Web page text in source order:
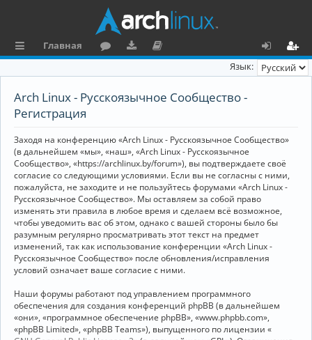
л
и
Главная
н
та
ц
и
я
х
ег
Язык:
Arch Linux - Русскоязычное Сообщество -
Регистрация
Заходя на конференцию «Arch Linux - Русскоязычное Сообщество»
(в дальнейшем «мы», «наш», «Arch Linux - Русскоязычное
Сообщество», «https://archlinux.by/forum»), вы подтверждаете своё
согласие со следующими условиями. Если вы не согласны с ними,
пожалуйста, не заходите и не пользуйтесь форумами «Arch Linux -
Русскоязычное Сообщество». Мы оставляем за собой право
изменять эти правила в любое время и сделаем всё возможное,
чтобы уведомить вас об этом, однако с вашей стороны было бы
разумным регулярно просматривать этот текст на предмет
изменений, так как использование конференции «Arch Linux -
Русскоязычное Сообщество» после обновления/исправления
условий означает ваше согласие с ними.
Наши форумы работают под управлением программного
обеспечения для создания конференций phpBB (в дальнейшем
«они», «программное обеспечение phpBB», «www.phpbb.com»,
«phpBB Limited», «phpBB Teams»), выпущенного по лицензии «